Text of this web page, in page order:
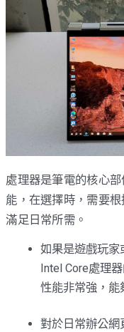
處理器是筆電的核心
能，在選擇時，需要
滿足日常所需。
如果是遊戲玩家
Intel Core處理
性能非常強，能
對於日常辦公網